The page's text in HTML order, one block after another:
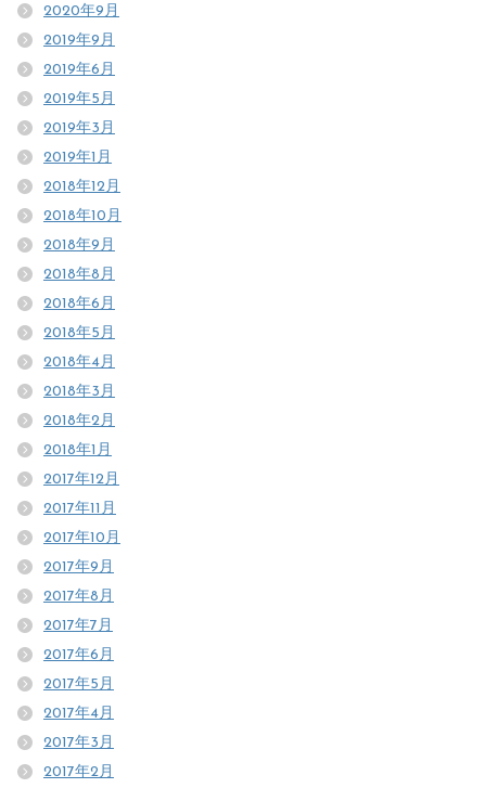
2020年9月
2019年9月
2019年6月
2019年5月
2019年3月
2019年1月
2018年12月
2018年10月
2018年9月
2018年8月
2018年6月
2018年5月
2018年4月
2018年3月
2018年2月
2018年1月
2017年12月
2017年11月
2017年10月
2017年9月
2017年8月
2017年7月
2017年6月
2017年5月
2017年4月
2017年3月
2017年2月